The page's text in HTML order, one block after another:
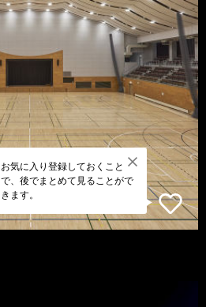
お気に入り登録しておくこと
で、後でまとめて見ることがで
きます。